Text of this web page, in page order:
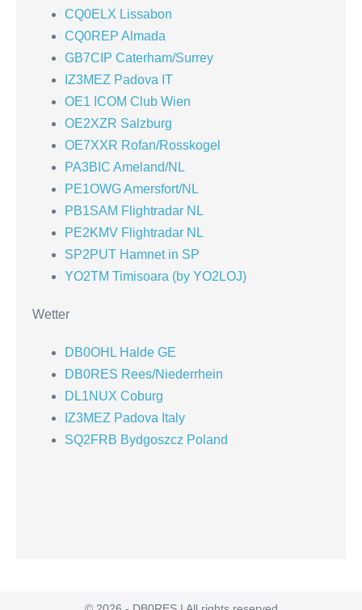
CQ0ELX Lissabon
CQ0REP Almada
GB7CIP Caterham/Surrey
IZ3MEZ Padova IT
OE1 ICOM Club Wien
OE2XZR Salzburg
OE7XXR Rofan/Rosskogel
PA3BIC Ameland/NL
PE1OWG Amersfort/NL
PB1SAM Flightradar NL
PE2KMV Flightradar NL
SP2PUT Hamnet in SP
YO2TM Timisoara (by YO2LOJ)
Wetter
DB0OHL Halde GE
DB0RES Rees/Niederrhein
DL1NUX Coburg
IZ3MEZ Padova Italy
SQ2FRB Bydgoszcz Poland